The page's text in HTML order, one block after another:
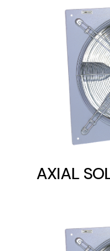
AXIAL